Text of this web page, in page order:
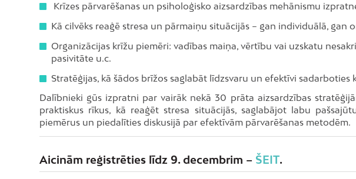
Krīzes pārvarēšanas un psiholoģisko aizsardzības mehānismu
Kā cilvēks reaģē stresa un pārmaiņu situācijās – gan individuālā, gan
Organizācijas krīžu piemēri: vadības maiņa, vērtību vai uzskatu
pasivitāte u.c.
Stratēģijas, kā šādos brīžos saglabāt līdzsvaru un efektīvi sadarboties
Dalībnieki gūs izpratni par vairāk nekā 30 prāta aizsardzības
praktiskus rīkus, kā reaģēt stresa situācijās, saglabājot labu
piemērus un piedalīties diskusijā par efektīvām pārvarēšanas metodēm.
Aicinām reģistrēties līdz 9. decembrim – ŠEIT.